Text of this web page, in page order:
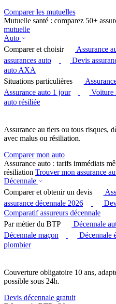
Comparer les mutuelles
Mutuelle santé : comparez 50+
mutuelle
Auto
Comparer et choisir
Assurance
assurances auto
Devis
auto AXA
Situations particulières
Assurance auto 1 jour
Voiture
auto résiliée
Assurance au tiers ou tous risques,
avec malus ou résiliation.
Comparer mon auto
Assurance auto : tarifs immédiats
résiliation Trouver mon assurance
Décennale
Comparer et obtenir un devis
assurance décennale 2026
Comparatif assureurs décennale
Par métier du BTP
Décennale
Décennale maçon
Décennale
plombier
Couverture obligatoire 10 ans,
possible sous 24h.
Devis décennale gratuit